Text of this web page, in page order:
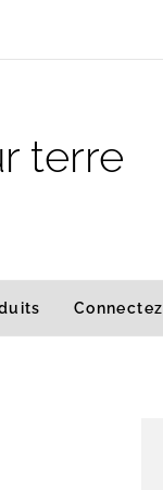
terre
Connectez